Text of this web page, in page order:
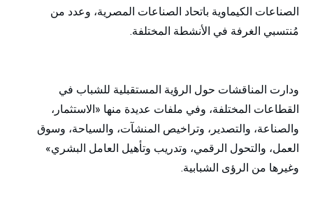
الصناعات الكيماوية باتحاد الصناعات المصرية، وعدد من
مُنتسبي الغرفة في الأنشطة المختلفة.
ودارت المناقشات حول الرؤية المستقبلية للشباب في
القطاعات المختلفة، وفي ملفات عديدة منها «الاستثمار،
والصناعة، والتصدير، وتراخيص المنشآت، والسياحة، وسوق
العمل، والتحول الرقمي، وتدريب وتأهيل العامل البشري»
وغيرها من الرؤى الشبابية.